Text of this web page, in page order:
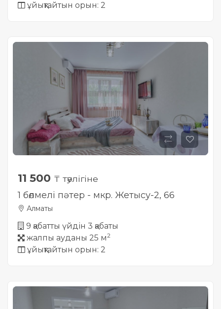
ұйықтайтын орын: 2
11 500 ₸ тәулігіне
1 бөлмелі пәтер - мкр. Жетысу-2, 66
Алматы
9 қабатты үйдін 3 қабаты
жалпы ауданы 25 м2
ұйықтайтын орын: 2